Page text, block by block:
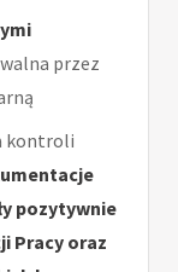
przez
kontroli
pozytywnie
Pracy oraz